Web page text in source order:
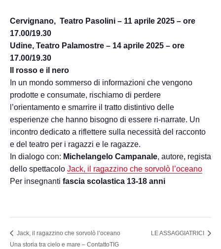
Cervignano, Teatro Pasolini – 11 aprile 2025 – ore
17.00/19.30
Udine, Teatro Palamostre – 14 aprile 2025 – ore
17.00/19.30
Il rosso e il nero
In un mondo sommerso di informazioni che vengono
prodotte e consumate, rischiamo di perdere
l’orientamento e smarrire il tratto distintivo delle
esperienze che hanno bisogno di essere ri-narrate. Un
incontro dedicato a riflettere sulla necessità del racconto
e del teatro per i ragazzi e le ragazze.
In dialogo con: Michelangelo Campanale, autore, regista
dello spettacolo Jack, il ragazzino che sorvolò l’oceano
Per insegnanti fascia scolastica 13-18 anni
Jack, il ragazzino che sorvolò l’oceano
Una storia tra cielo e mare – ContattoTIG
LE ASSAGGIATRICI